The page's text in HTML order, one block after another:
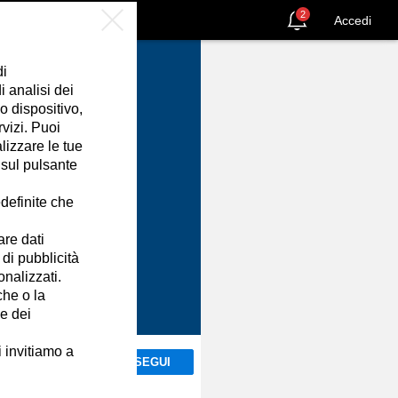
2 Accedi
SEGUI
analisi dei
dispositivo,
Puoi
le tue
pulsante
che
dati
pubblicità
o la
dei
invitiamo a